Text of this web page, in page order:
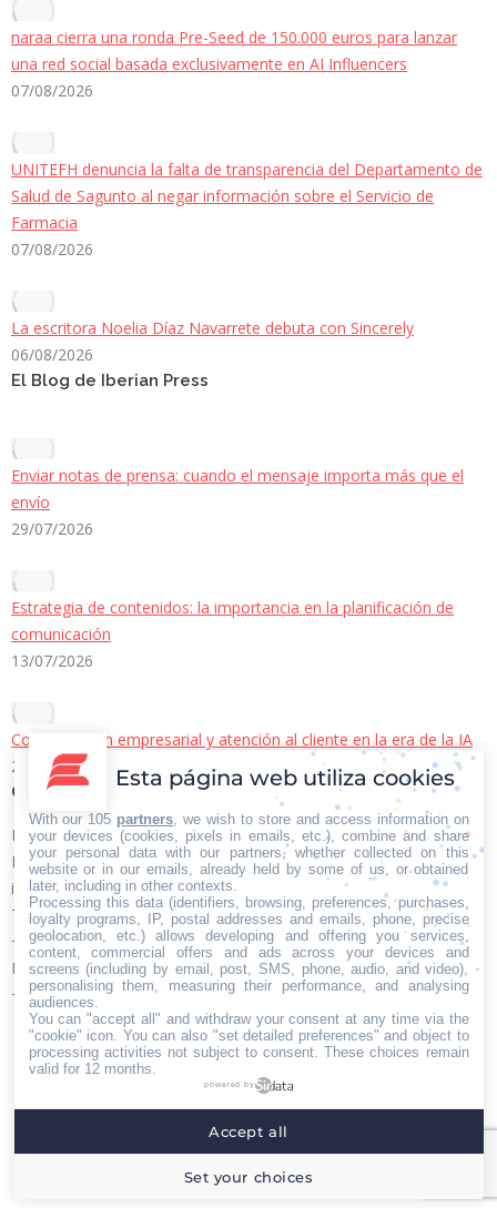
naraa cierra una ronda Pre-Seed de 150.000 euros para lanzar
una red social basada exclusivamente en AI Influencers
07/08/2026
UNITEFH denuncia la falta de transparencia del Departamento de
Salud de Sagunto al negar información sobre el Servicio de
Farmacia
07/08/2026
La escritora Noelia Díaz Navarrete debuta con Sincerely
06/08/2026
El Blog de Iberian Press
Enviar notas de prensa: cuando el mensaje importa más que el
envío
29/07/2026
Estrategia de contenidos: la importancia en la planificación de
comunicación
13/07/2026
Comunicación empresarial y atención al cliente en la era de la IA
22/06/2026
Contacto Iberian Press
Principales vías de contacto:
E-mail:
info@iberianpress.es
Teléfono:
+34 911863556
Fax:
+34 911863556
Encuéntranos en:
Facebook
page
new
X
page
new
YouTube
page
new
Rss
page
new
Home Quiénes somos Servicios Contacto
Iberian Press® - Agencia especializada en relaciones
con medios de comunicación.
Esta página web utiliza cookies
With our 105 partners , we wish to store and access information on
your devices (cookies, pixels in emails, etc.), combine and share
your personal data with our partners, whether collected on this
website or in our emails, already held by some of us, or obtained
later, including in other contexts.
Processing this data (identifiers, browsing, preferences, purchases,
loyalty programs, IP, postal addresses and emails, phone, precise
geolocation, etc.) allows developing and offering you services,
content, commercial offers and ads across your devices and
screens (including by email, post, SMS, phone, audio, and video),
personalising them, measuring their performance, and analysing
audiences.
You can "accept all" and withdraw your consent at any time via the
"cookie" icon . You can also "set detailed preferences" and object to
processing activities not subject to consent. These choices remain
valid for 12 months.
powered by
Set your choices
Accept all